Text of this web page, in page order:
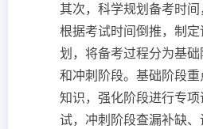
其次，科学规划备考时间
根据考试时间倒推，制
划，将备考过程分为基
和冲刺阶段。基础阶段
知识，强化阶段进行专项
试，冲刺阶段查漏补缺